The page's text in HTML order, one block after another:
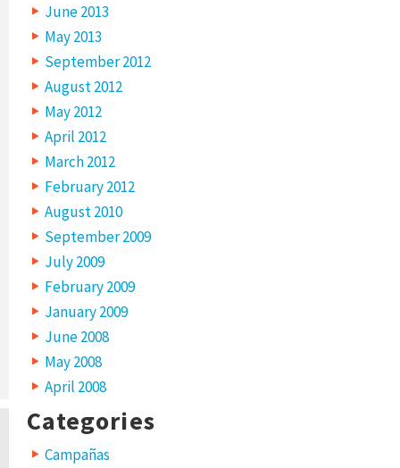
June 2013
May 2013
September 2012
August 2012
May 2012
April 2012
March 2012
February 2012
August 2010
September 2009
July 2009
February 2009
January 2009
June 2008
May 2008
April 2008
Categories
Campañas